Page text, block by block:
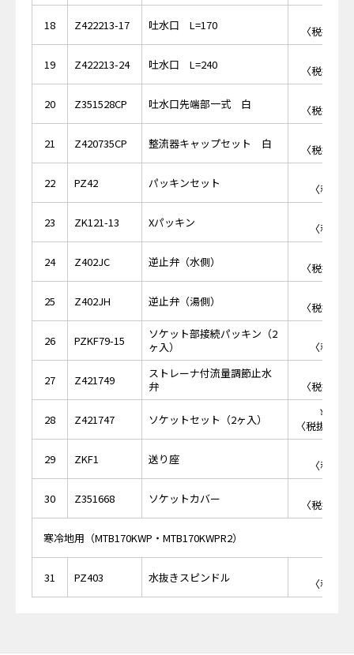
18 Z422213-17 吐水口 L=170
〈税抜価
19 Z422213-24 吐水口 L=240
〈税抜価
20 Z351528CP 吐水口先端部一式 白
〈税抜価
21 Z420735CP 整流器キャップセット 白
〈税抜価
22 PZ42 パッキンセット
〈税抜
23 ZK121-13 Xパッキン
〈税抜
24 Z402JC 逆止弁（水側）
〈税抜価
25 Z402JH 逆止弁（湯側）
〈税抜価
26 PZKF79-15
ソケット部接続パッキン（2
ヶ入）
〈税抜
27 Z421749
ストレーナ付流量調節止水
弁
〈税抜価
28 Z421747 ソケットセット（2ヶ入）
￥
〈税抜価格
29 ZKF1 送り座
〈税抜
30 Z351668 ソケットカバー
〈税抜価
寒冷地用（MTB170KWP・MTB170KWPR2）
31 PZ403 水抜きスピンドル
〈税抜